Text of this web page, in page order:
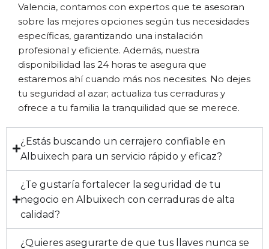
Valencia, contamos con expertos que te asesoran
sobre las mejores opciones según tus necesidades
específicas, garantizando una instalación
profesional y eficiente. Además, nuestra
disponibilidad las 24 horas te asegura que
estaremos ahí cuando más nos necesites. No dejes
tu seguridad al azar; actualiza tus cerraduras y
ofrece a tu familia la tranquilidad que se merece.
¿Estás buscando un cerrajero confiable en
Albuixech para un servicio rápido y eficaz?
¿Te gustaría fortalecer la seguridad de tu
negocio en Albuixech con cerraduras de alta
calidad?
¿Quieres asegurarte de que tus llaves nunca se